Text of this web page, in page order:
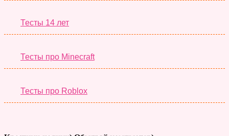
Тесты 14 лет
Тесты про Minecraft
Тесты про Roblox